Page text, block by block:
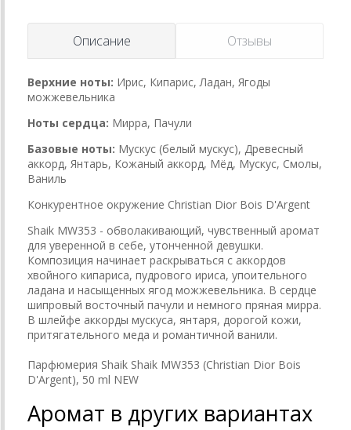
Описание Отзывы
Верхние ноты: Ирис, Кипарис, Ладан, Ягоды
можжевельника
Ноты сердца: Мирра, Пачули
Базовые ноты: Мускус (белый мускус), Древесный
аккорд, Янтарь, Кожаный аккорд, Мёд, Мускус, Смолы,
Ваниль
Конкурентное окружение Christian Dior Bois D'Argent
Shaik MW353 - обволакивающий, чувственный аромат
для уверенной в себе, утонченной девушки.
Композиция начинает раскрываться с аккордов
хвойного кипариса, пудрового ириса, упоительного
ладана и насыщенных ягод можжевельника. В сердце
шипровый восточный пачули и немного пряная мирра.
В шлейфе аккорды мускуса, янтаря, дорогой кожи,
притягательного меда и романтичной ванили.
Парфюмерия Shaik Shaik MW353 (Christian Dior Bois
D'Argent), 50 ml NEW
Аромат в других вариантах